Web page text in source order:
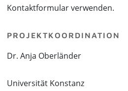
Kontaktformular verwenden.
PROJEKTKOORDINATION
Dr. Anja Oberländer
Universität Konstanz